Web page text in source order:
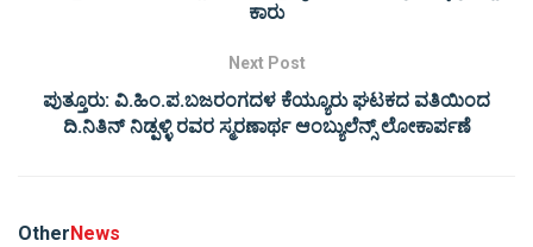
ಕಾರು
Next Post
ಪುತ್ತೂರು: ವಿ.ಹಿಂ.ಪ.ಬಜರಂಗದಳ ಕೆಯ್ಯೂರು ಘಟಕದ ವತಿಯಿಂದ
ದಿ.ನಿತಿನ್ ನಿಡ್ಪಳ್ಳಿ ರವರ ಸ್ಮರಣಾರ್ಥ ಆಂಬ್ಯುಲೆನ್ಸ್ ಲೋಕಾರ್ಪಣೆ
Other News